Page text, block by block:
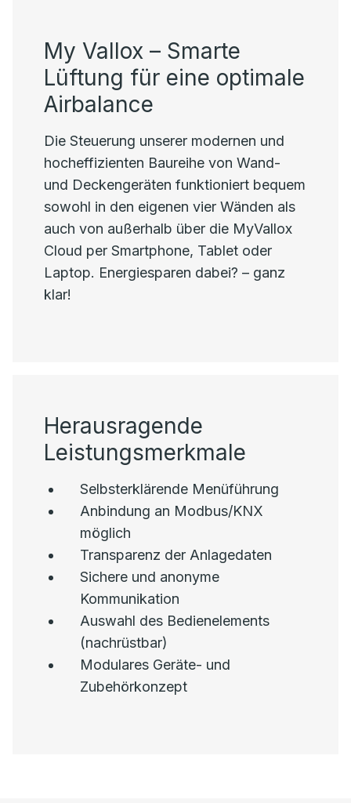
My Vallox – Smarte
Lüftung für eine optimale
Airbalance
Die Steuerung unserer modernen und
hocheffizienten Baureihe von Wand-
und Deckengeräten funktioniert bequem
sowohl in den eigenen vier Wänden als
auch von außerhalb über die MyVallox
Cloud per Smartphone, Tablet oder
Laptop. Energiesparen dabei? – ganz
klar!
Herausragende
Leistungsmerkmale
Selbsterklärende Menüführung
Anbindung an Modbus/KNX
möglich
Transparenz der Anlagedaten
Sichere und anonyme
Kommunikation
Auswahl des Bedienelements
(nachrüstbar)
Modulares Geräte- und
Zubehörkonzept